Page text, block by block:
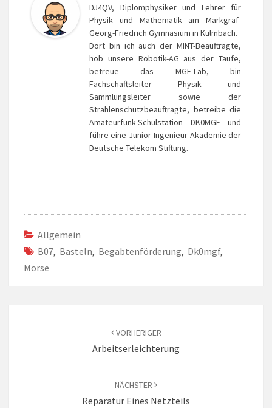
DJ4QV, Diplomphysiker und Lehrer für
Physik und Mathematik am Markgraf-
Georg-Friedrich Gymnasium in Kulmbach.
Dort bin ich auch der MINT-Beauftragte,
hob unsere Robotik-AG aus der Taufe,
betreue das MGF-Lab, bin
Fachschaftsleiter Physik und
Sammlungsleiter sowie der
Strahlenschutzbeauftragte, betreibe die
Amateurfunk-Schulstation DK0MGF und
führe eine Junior-Ingenieur-Akademie der
Deutsche Telekom Stiftung.
Allgemein
B07, Basteln, Begabtenförderung, Dk0mgf,
Morse
VORHERIGER
Arbeitserleichterung
NÄCHSTER
Reparatur Eines Netzteils